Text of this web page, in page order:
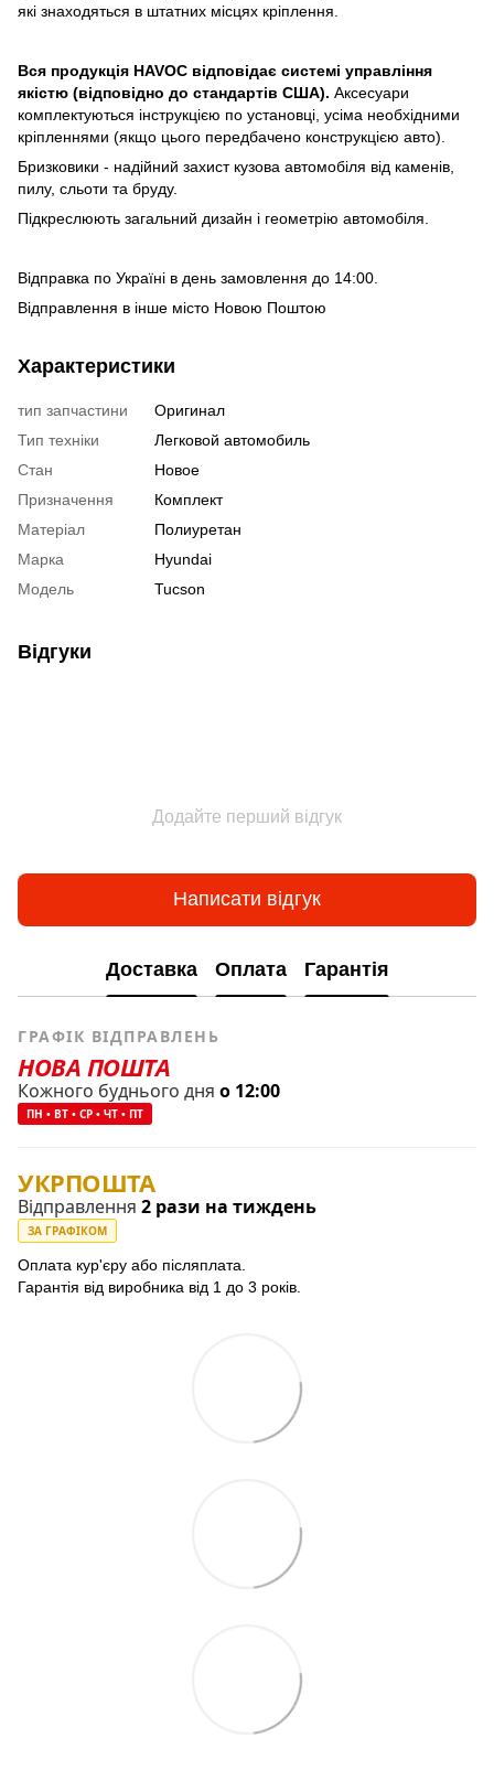
які знаходяться в штатних місцях кріплення.
Вся продукція HAVOC відповідає системі управління
якістю (відповідно до стандартів США). Аксесуари
комплектуються інструкцією по установці, усіма необхідними
кріпленнями (якщо цього передбачено конструкцією авто).
Бризковики - надійний захист кузова автомобіля від каменів,
пилу, сльоти та бруду.
Підкреслюють загальний дизайн і геометрію автомобіля.
Відправка по Україні в день замовлення до 14:00.
Відправлення в інше місто Новою Поштою
Характеристики
тип запчастини
Оригинал
Тип техніки
Легковой автомобиль
Стан
Новое
Призначення
Комплект
Матеріал
Полиуретан
Марка
Hyundai
Модель
Tucson
Відгуки
Додайте перший відгук
Написати відгук
Доставка Оплата Гарантія
ГРАФІК ВІДПРАВЛЕНЬ
НОВА ПОШТА
Кожного буднього дня о 12:00
ПН • ВТ • СР • ЧТ • ПТ
УКРПОШТА
Відправлення 2 рази на тиждень
ЗА ГРАФІКОМ
Оплата кур'єру або післяплата.
Гарантія від виробника від 1 до 3 років.